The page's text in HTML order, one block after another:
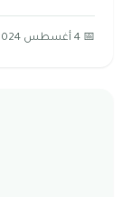
📅 4 أغسطس 2024